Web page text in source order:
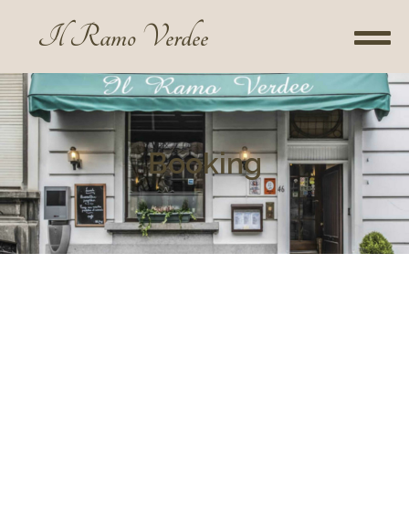
Il Ramo Verdee
Booking